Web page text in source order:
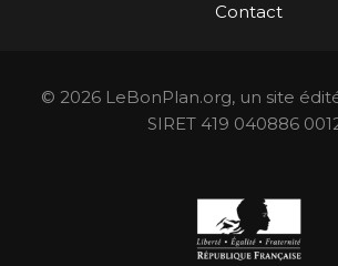
Contact
© 2026 LeBonPlan.org, un site
SIRET 419 040886